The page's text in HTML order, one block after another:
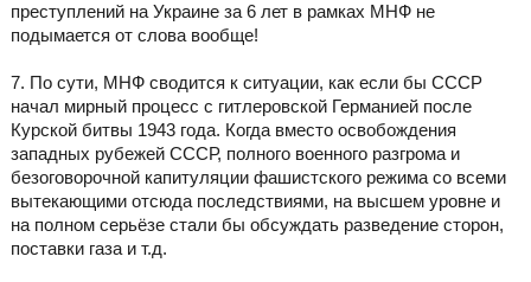
преступлений на Украине за 6 лет в рамках МНФ не
подымается от слова вообще!
7. По сути, МНФ сводится к ситуации, как если бы СССР
начал мирный процесс с гитлеровской Германией после
Курской битвы 1943 года. Когда вместо освобождения
западных рубежей СССР, полного военного разгрома и
безоговорочной капитуляции фашистского режима со всеми
вытекающими отсюда последствиями, на высшем уровне и
на полном серьёзе стали бы обсуждать разведение сторон,
поставки газа и т.д.